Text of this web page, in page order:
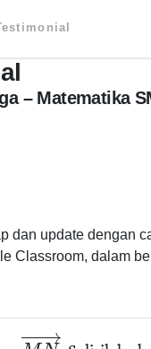
– Matematika
dan update dengan
Classroom, dalam